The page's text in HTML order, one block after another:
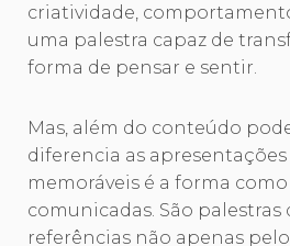
criatividade,
uma palestra capaz de
forma de pensar e sentir.
Mas, além do conteúdo
diferencia as
memoráveis é a forma como
comunicadas. São palestras
referências não apenas